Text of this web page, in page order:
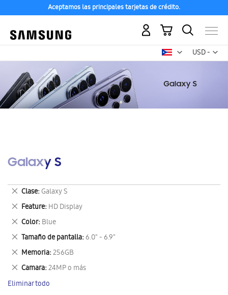
Aceptamos las principales tarjetas de crédito.
USD -
dólar
Mi carrito
Galaxy S
Clase Galaxy S
Eliminar
este
artículo
Feature HD Display
Eliminar
este
artículo
Color Blue
Eliminar
este
artículo
Tamaño de pantalla 6.0" - 6.9"
Eliminar
este
artículo
Memoria 256GB
Eliminar
este
artículo
Camara 24MP o más
Eliminar
este
artículo
Eliminar todo